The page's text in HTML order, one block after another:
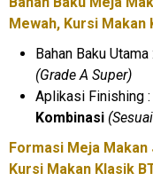
Mewah, Kursi Makan
Bahan Baku Utama :
(Grade A Super)
Aplikasi Finishing :
Kombinasi
Formasi Meja
Kursi Makan Klasik